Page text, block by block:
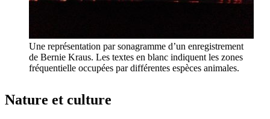
Une représentation par sonagramme d’un enregistrement
de Bernie Kraus. Les textes en blanc indiquent les zones
fréquentielle occupées par différentes espèces animales.
Nature et culture